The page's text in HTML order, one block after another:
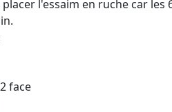
l'essaim en ruche car
face